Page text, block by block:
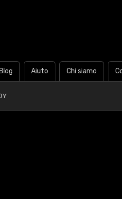
Blog Aiuto Chi siamo